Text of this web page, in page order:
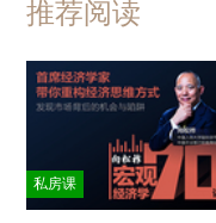
推荐阅读
私房课